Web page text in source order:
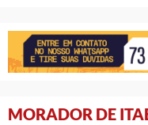
MORADOR DE